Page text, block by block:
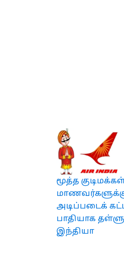
மூத்த
அடிப்படைக்
பாதியாக
இந்தியா